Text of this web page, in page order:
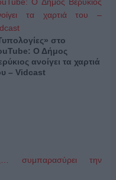
στο
Ο Δήμος
ανοίγει τα χαρτιά
– Vidcast